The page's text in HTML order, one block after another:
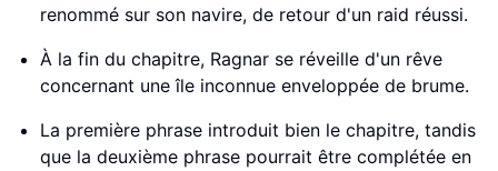
renommé sur son navire, de retour d'un raid réussi.
À la fin du chapitre, Ragnar se réveille d'un rêve
concernant une île inconnue enveloppée de brume.
La première phrase introduit bien le chapitre, tandis
que la deuxième phrase pourrait être complétée en